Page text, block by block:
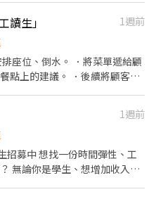
前體檢 ✦ ───────── ✦ ##
） 1️⃣ 填寫履歷 👉
3️⃣ 傳送： **姓名
**請確認有意願應徵，再按下
您聯繫安排。** ✦
顧生活 📚 累積餐飲經驗，
也能快速上手 🚀 表現優異還
願不願
希望你是個好相處的人 美日仍
但我們更著重高品質的每一
讀生」
1週前
座位、倒水。 ．將菜單遞給顧
點上的建議。 ．後續將顧客點
擔任廚師的助手，處理烹飪前
事務。 ．負責洗、剝、削、切
備和餐具。 ．準備不同餐點所
與重量。 ．負責擺盤、打包外
1週前
招募中 想找一份時間彈性、工
無論你是學生、想增加收入，